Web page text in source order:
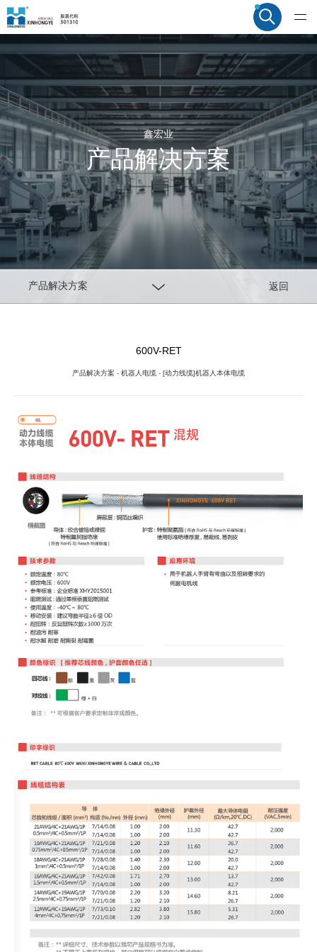
鑫宏业
产品解决方案
产品解决方案 返回
600V-RET
产品解决方案 - 机器人电缆 - [动力线缆]机器人本体电缆